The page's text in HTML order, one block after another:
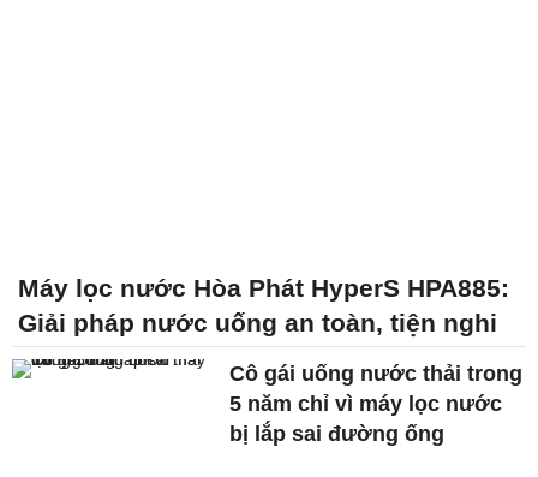
Máy lọc nước Hòa Phát HyperS HPA885:
Giải pháp nước uống an toàn, tiện nghi
Cô gái uống nước thải trong
5 năm chỉ vì máy lọc nước
bị lắp sai đường ống